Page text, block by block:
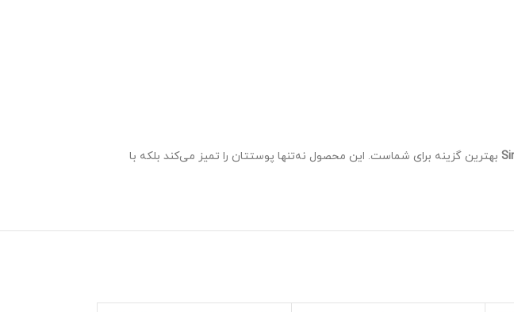
بهترین گزینه برای شماست. این محصول نه‌تنها پوستتان را تمیز می‌کند بلکه با